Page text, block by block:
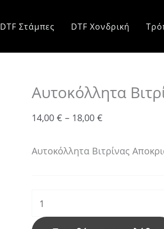
DTF Στάμπες DTF Χονδρική
Αυτοκόλλητα
14,00 € – 18,00 €
range:
Αυτοκόλλητα Βιτρίνας
Βιτρίνας